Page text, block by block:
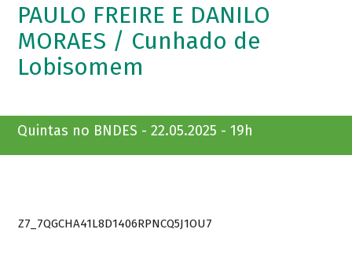
PAULO FREIRE E DANILO
MORAES / Cunhado de
Lobisomem
Quintas no BNDES - 22.05.2025 - 19h
Z7_7QGCHA41L8D1406RPNCQ5J1OU7